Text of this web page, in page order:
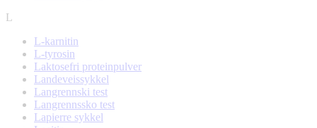
L
L-karnitin
L-tyrosin
Laktosefri proteinpulver
Landeveissykkel
Langrennski test
Langrennssko test
Lapierre sykkel